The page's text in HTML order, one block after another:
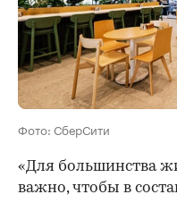
Фото: СберСити
«Для большинства
важно, чтобы в